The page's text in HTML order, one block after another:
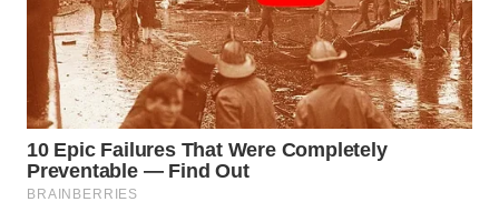
WAHANA
NEWS
WAHANA
TANI